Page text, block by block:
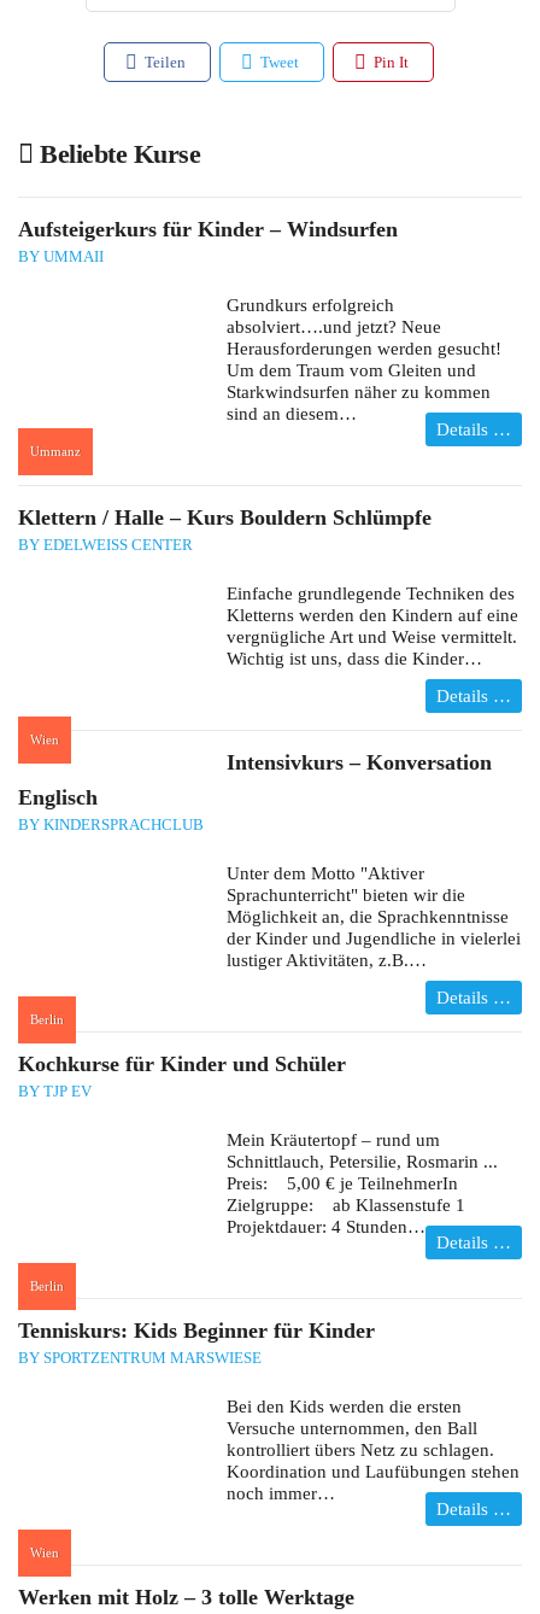
Teilen Tweet Pin It
Beliebte Kurse
Aufsteigerkurs für Kinder – Windsurfen
BY UMMAII
Ummanz
Grundkurs erfolgreich
absolviert….und jetzt? Neue
Herausforderungen werden gesucht!
Um dem Traum vom Gleiten und
Starkwindsurfen näher zu kommen
sind an diesem…
Details …
Klettern / Halle – Kurs Bouldern Schlümpfe
BY EDELWEISS CENTER
Wien
Einfache grundlegende Techniken des
Kletterns werden den Kindern auf eine
vergnügliche Art und Weise vermittelt.
Wichtig ist uns, dass die Kinder…
Details …
Intensivkurs – Konversation
Englisch
BY KINDERSPRACHCLUB
Berlin
Unter dem Motto "Aktiver
Sprachunterricht" bieten wir die
Möglichkeit an, die Sprachkenntnisse
der Kinder und Jugendliche in vielerlei
lustiger Aktivitäten, z.B.…
Details …
Kochkurse für Kinder und Schüler
BY TJP EV
Berlin
Mein Kräutertopf – rund um
Schnittlauch, Petersilie, Rosmarin ...
Preis: 5,00 € je TeilnehmerIn
Zielgruppe: ab Klassenstufe 1
Projektdauer: 4 Stunden…
Details …
Tenniskurs: Kids Beginner für Kinder
BY SPORTZENTRUM MARSWIESE
Wien
Bei den Kids werden die ersten
Versuche unternommen, den Ball
kontrolliert übers Netz zu schlagen.
Koordination und Laufübungen stehen
noch immer…
Details …
Werken mit Holz – 3 tolle Werktage